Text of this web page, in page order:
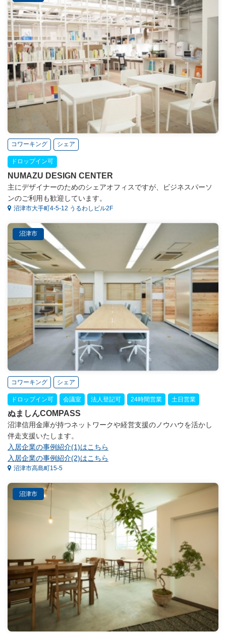
コワーキング シェア
ドロップイン可
NUMAZU DESIGN CENTER
主にデザイナーのためのシェアオフィスですが、ビジネスパーソ
ンのご利用も歓迎しています。
沼津市大手町4-5-12 うるわしビル2F
沼津市
コワーキング シェア
ドロップイン可 会議室 法人登記可 24時間営業 土日営業
ぬましんCOMPASS
沼津信用金庫が持つネットワークや経営支援のノウハウを活かし
伴走支援いたします。
入居企業の事例紹介(1)はこちら
入居企業の事例紹介(2)はこちら
沼津市高島町15-5
沼津市